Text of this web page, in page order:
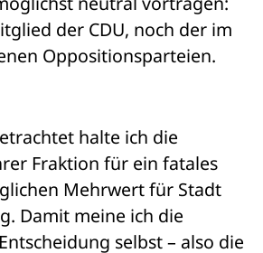
der CDU, noch der im
Oppositionsparteien.
halte ich die
Fraktion für ein fatales
Mehrwert für Stadt
Damit meine ich die
selbst – also die